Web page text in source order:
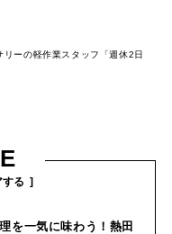
ーの軽作業スタッフ「週休2日
する
を一気に味わう！熱田